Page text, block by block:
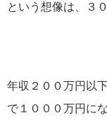
という想像は、３
年収２００万円以
で１０００万円に